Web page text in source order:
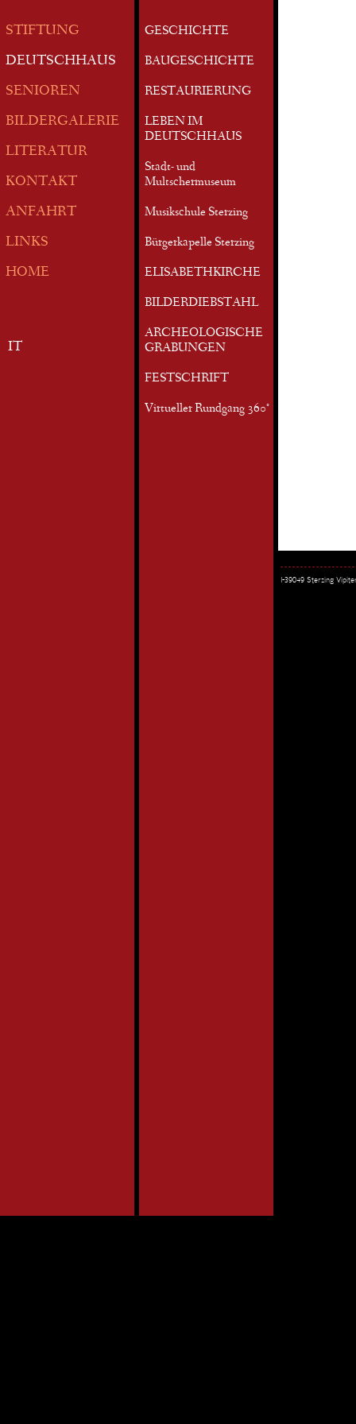
STIFTUNG
DEUTSCHHAUS
SENIOREN
BILDERGALERIE
LITERATUR
KONTAKT
ANFAHRT
LINKS
HOME
IT
GESCHICHTE
BAUGESCHICHTE
RESTAURIERUNG
LEBEN IM
DEUTSCHHAUS
Stadt- und
Multschermuseum
Musikschule Sterzing
Bürgerkapelle Sterzing
ELISABETHKIRCHE
BILDERDIEBSTAHL
ARCHEOLOGISCHE
GRABUNGEN
FESTSCHRIFT
Virtueller Rundgang 360°
I-39049 Sterzing